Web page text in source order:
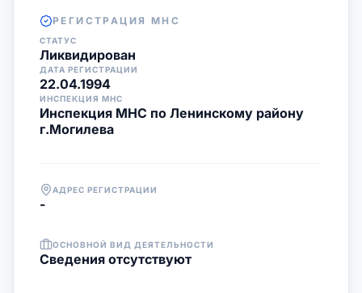
РЕГИСТРАЦИЯ МНС
СТАТУС
Ликвидирован
ДАТА РЕГИСТРАЦИИ
22.04.1994
ИНСПЕКЦИЯ МНС
Инспекция МНС по Ленинскому району
г.Могилева
АДРЕС РЕГИСТРАЦИИ
-
ОСНОВНОЙ ВИД ДЕЯТЕЛЬНОСТИ
Cведения отсутствуют